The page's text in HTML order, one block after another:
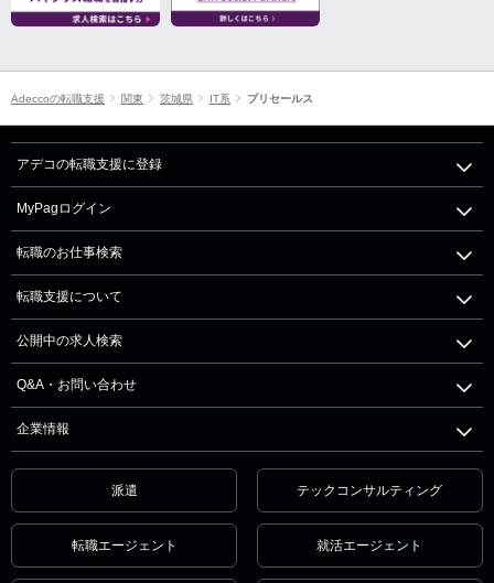
Adeccoの転職支援 関東 茨城県 IT系 プリセールス
アデコの転職支援に登録
MyPagログイン
転職のお仕事検索
転職支援について
公開中の求人検索
Q&A・お問い合わせ
企業情報
派遣 テックコンサルティング
転職エージェント 就活エージェント